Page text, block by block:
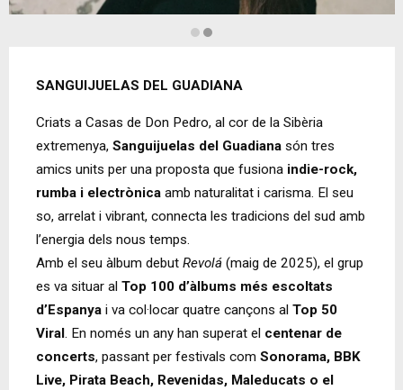
SANGUIJUELAS DEL GUADIANA
Criats a Casas de Don Pedro, al cor de la Sibèria
extremenya, Sanguijuelas del Guadianasón tres
amics units per una proposta que fusiona indie-rock,
rumba i electrònicaamb naturalitat i carisma. El seu
so, arrelat i vibrant, connecta les tradicions del sud amb
l’energia dels nous temps.
Amb el seu àlbum debut Revolá(maig de 2025), el grup
es va situar al Top 100 d’àlbums més escoltats
d’Espanyai va col·locar quatre cançons al Top 50
Viral. En només un any han superat el centenar de
concerts, passant per festivals com Sonorama, BBK
Live, Pirata Beach, Revenidas, Maleducats o el